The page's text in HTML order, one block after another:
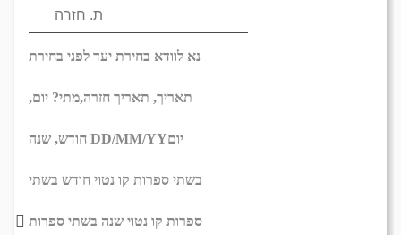
נא לוודא בחירת יעד לפני בחירת
תאריך, תאריך חזרה,מתי? יום,
DD/MM/YYיום
בשתי ספרות קו נטוי חודש בשתי
ספרות קו נטוי שנה בשתי ספרות